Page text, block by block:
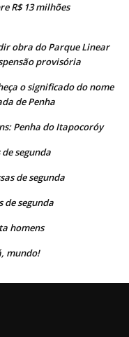
R$ 13 milhões
obra do Parque Linear
provisória
o significado do nome
de Penha
Penha do Itapocoróy
segunda
de segunda
de segunda
homens
mundo!